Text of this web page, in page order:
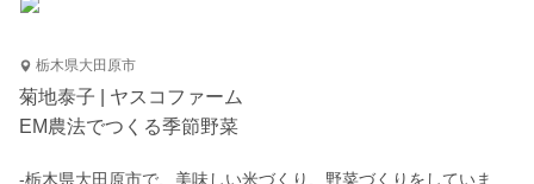
栃木県大田原市
菊地泰子 | ヤスコファーム
EM農法でつくる季節野菜
-栃木県大田原市で、美味しい米づくり、野菜づくりをしていま